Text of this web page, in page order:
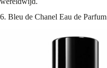
6. Bleu de Chanel Eau de Parfum